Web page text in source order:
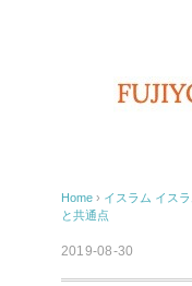
Home › イスラム イス
と共通点
2019-08-30